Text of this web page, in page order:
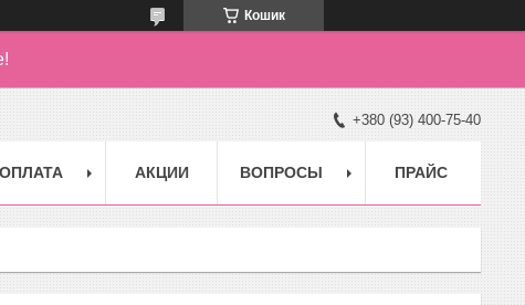
Кошик
+380 (93) 400-75-40
АКЦИИ ВОПРОСЫ ПРАЙС